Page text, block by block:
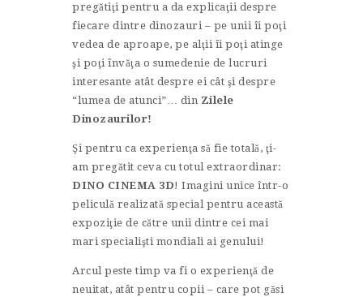
pregătiţi pentru a da explicaţii despre
fiecare dintre dinozauri – pe unii îi poţi
vedea de aproape, pe alţii îi poţi atinge
şi poţi învăţa o sumedenie de lucruri
interesante atât despre ei cât şi despre
“lumea de atunci”… din Zilele
Dinozaurilor!
Şi pentru ca experienţa să fie totală, ţi-
am pregătit ceva cu totul extraordinar:
DINO CINEMA 3D! Imagini unice într-o
peliculă realizată special pentru această
expoziţie de către unii dintre cei mai
mari specialişti mondiali ai genului!
Arcul peste timp va fi o experienţă de
neuitat, atât pentru copii – care pot găsi